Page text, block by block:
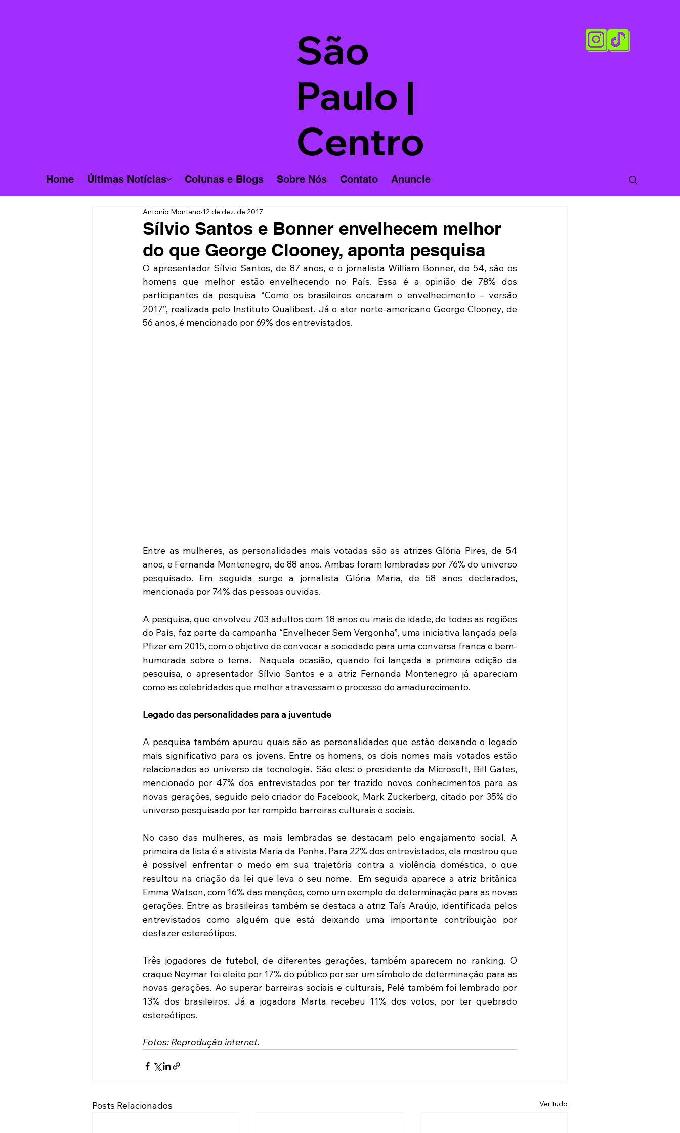
São
Paulo |
Centro
Home Últimas Notícias Colunas e Blogs Sobre Nós Contato Anuncie
Sílvio Santos e Bonner envelhecem melhor
do que George Clooney, aponta pesquisa
Antonio Montano 12 de dez. de 2017
O apresentador Sílvio Santos, de 87 anos, e o jornalista William Bonner, de 54, são os
homens que melhor estão envelhecendo no País. Essa é a opinião de 78% dos
participantes da pesquisa “Como os brasileiros encaram o envelhecimento – versão
2017”, realizada pelo Instituto Qualibest. Já o ator norte-americano George Clooney, de
56 anos, é mencionado por 69% dos entrevistados.
Entre as mulheres, as personalidades mais votadas são as atrizes Glória Pires, de 54
anos, e Fernanda Montenegro, de 88 anos. Ambas foram lembradas por 76% do universo
pesquisado. Em seguida surge a jornalista Glória Maria, de 58 anos declarados,
mencionada por 74% das pessoas ouvidas.
A pesquisa, que envolveu 703 adultos com 18 anos ou mais de idade, de todas as regiões
do País, faz parte da campanha “Envelhecer Sem Vergonha”, uma iniciativa lançada pela
Pfizer em 2015, com o objetivo de convocar a sociedade para uma conversa franca e bem-
humorada sobre o tema.  Naquela ocasião, quando foi lançada a primeira edição da
pesquisa, o apresentador Sílvio Santos e a atriz Fernanda Montenegro já apareciam
como as celebridades que melhor atravessam o processo do amadurecimento.
Legado das personalidades para a juventude
A pesquisa também apurou quais são as personalidades que estão deixando o legado
mais significativo para os jovens. Entre os homens, os dois nomes mais votados estão
relacionados ao universo da tecnologia. São eles: o presidente da Microsoft, Bill Gates,
mencionado por 47% dos entrevistados por ter trazido novos conhecimentos para as
novas gerações, seguido pelo criador do Facebook, Mark Zuckerberg, citado por 35% do
universo pesquisado por ter rompido barreiras culturais e sociais.
No caso das mulheres, as mais lembradas se destacam pelo engajamento social. A
primeira da lista é a ativista Maria da Penha. Para 22% dos entrevistados, ela mostrou que
é possível enfrentar o medo em sua trajetória contra a violência doméstica, o que
resultou na criação da lei que leva o seu nome.  Em seguida aparece a atriz britânica
Emma Watson, com 16% das menções, como um exemplo de determinação para as novas
gerações. Entre as brasileiras também se destaca a atriz Taís Araújo, identificada pelos
entrevistados como alguém que está deixando uma importante contribuição por
desfazer estereótipos.
Três jogadores de futebol, de diferentes gerações, também aparecem no ranking. O
craque Neymar foi eleito por 17% do público por ser um símbolo de determinação para as
novas gerações. Ao superar barreiras sociais e culturais, Pelé também foi lembrado por
13% dos brasileiros. Já a jogadora Marta recebeu 11% dos votos, por ter quebrado
estereótipos.
Fotos: Reprodução internet.
Posts Relacionados Ver tudo